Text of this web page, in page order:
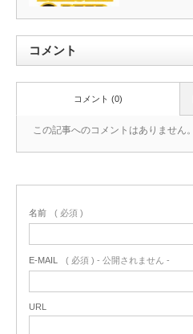
コメント
コメント (0)
この記事へのコメントはありません。
名前 ( 必須 )
E-MAIL ( 必須 ) - 公開されません -
URL